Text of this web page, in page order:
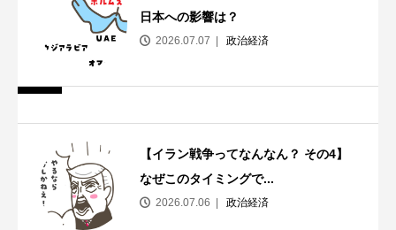
日本への影響は？
2026.07.07 政治経済
【イラン戦争ってなんなん？ その4】
なぜこのタイミングで...
2026.07.06 政治経済